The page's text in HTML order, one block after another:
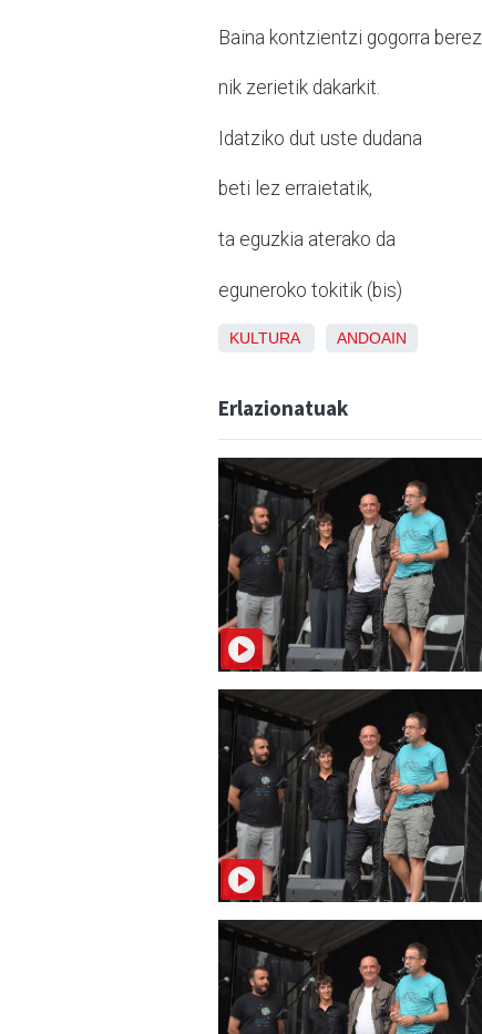
Baina kontzientzi gogorra berez
nik zerietik dakarkit.
Idatziko dut uste dudana
beti lez erraietatik,
ta eguzkia aterako da
eguneroko tokitik (bis)
KULTURA ANDOAIN
Erlazionatuak